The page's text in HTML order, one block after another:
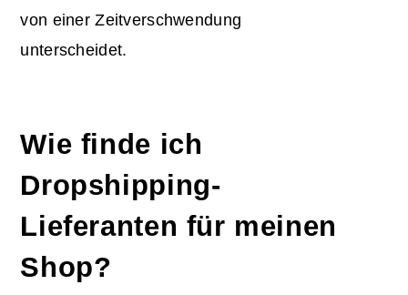
von einer Zeitverschwendung
unterscheidet.
Wie finde ich
Dropshipping-
Lieferanten für meinen
Shop?